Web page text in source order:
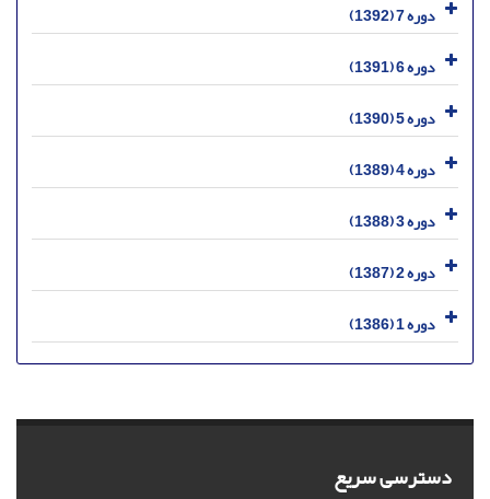
دوره 7 (1392)
دوره 6 (1391)
دوره 5 (1390)
دوره 4 (1389)
دوره 3 (1388)
دوره 2 (1387)
دوره 1 (1386)
دسترسی سریع